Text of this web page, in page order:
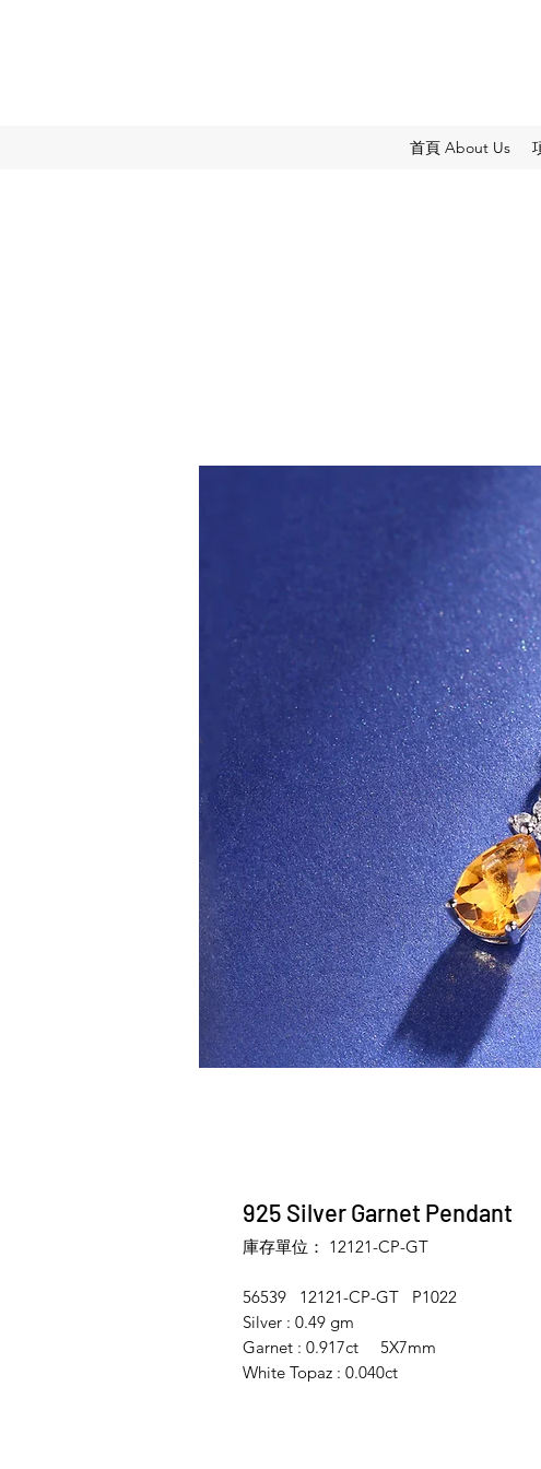
首頁 About Us
925 Silver Garnet Pendant
庫存單位： 12121-CP-GT
56539 12121-CP-GT P1022
Silver : 0.49 gm
Garnet : 0.917ct 5X7mm
White Topaz : 0.040ct